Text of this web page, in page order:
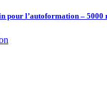
pour l’autoformation – 5000